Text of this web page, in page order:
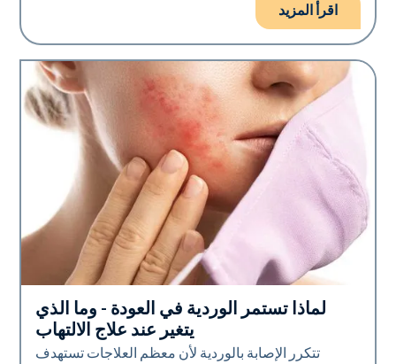
اقرأ المزيد
صحة الجلد
لماذا تستمر الوردية في العودة - وما الذي
يتغير عند علاج الالتهاب
تتكرر الإصابة بالوردية لأن معظم العلاجات تستهدف